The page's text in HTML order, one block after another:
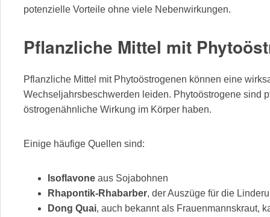
potenzielle Vorteile ohne viele Nebenwirkungen.
Pflanzliche Mittel mit
Pflanzliche Mittel mit Phytoöstrogenen können eine
Wechseljahrsbeschwerden leiden. Phytoöstrogene sind
östrogenähnliche Wirkung im Körper haben.
Einige häufige Quellen sind:
Isoflavone aus Sojabohnen
Rhapontik-Rhabarber, der Auszüge für die
Dong Quai, auch bekannt als Frauenmannskraut,